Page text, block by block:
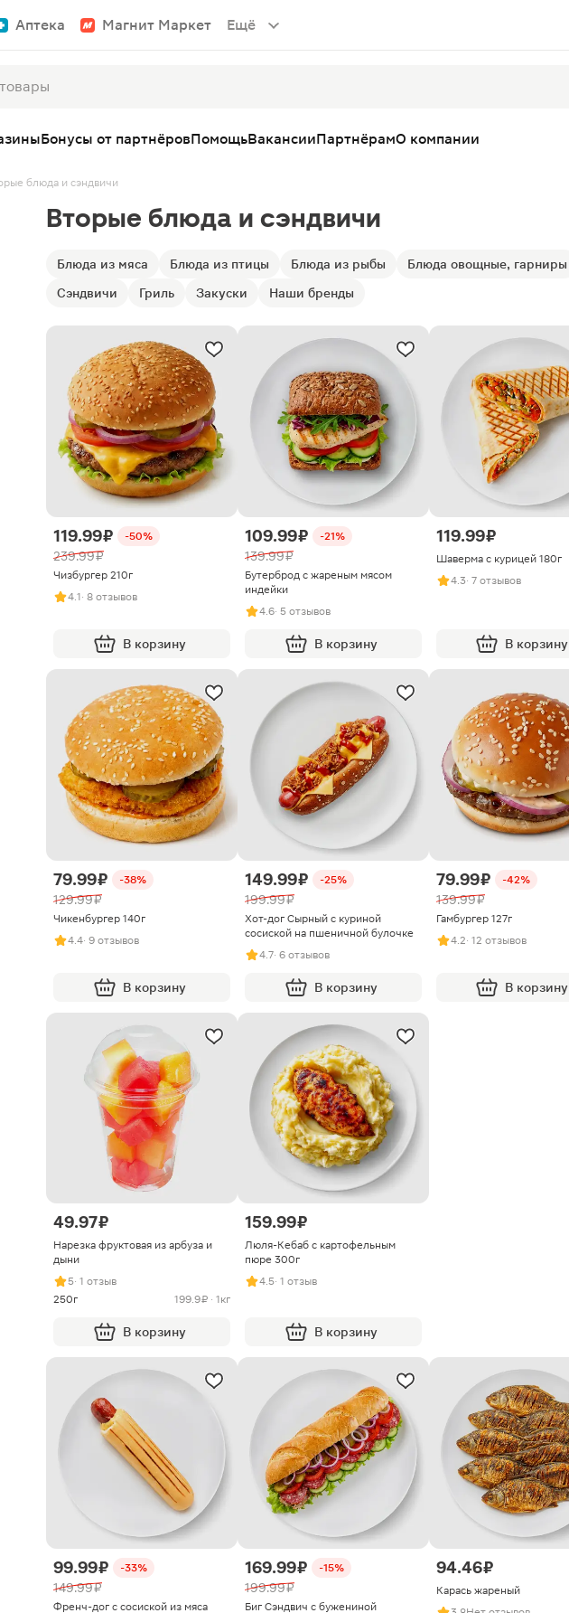
Аптека Магнит Маркет Ещё
Бонусы от партнёровПомощьВакансииПартнёрамО компании
блюда и сэндвичи
Вторые блюда и сэндвичи
Блюда из мяса Блюда из птицы Блюда из рыбы Блюда овощные, гарниры
Сэндвичи
Гриль Закуски Наши бренды
119.99 ₽ -50%
239.99 ₽
Чизбургер 210г
4.1· 8 отзывов
В корзину
109.99 ₽ -21%
139.99 ₽
Бутерброд с жареным мясом
индейки
4.6· 5 отзывов
В корзину
119.99 ₽
Шаверма с курицей 180г
4.3· 7 отзывов
В корзину
79.99 ₽ -38%
129.99 ₽
Чикенбургер 140г
4.4· 9 отзывов
В корзину
149.99 ₽ -25%
199.99 ₽
Хот-дог Сырный с куриной
сосиской на пшеничной булочке
4.7· 6 отзывов
В корзину
79.99 ₽ -42%
139.99 ₽
Гамбургер 127г
4.2· 12 отзывов
В корзину
49.97 ₽
Нарезка фруктовая из арбуза и
дыни
5· 1 отзыв
250г
199.9 ₽ · 1кг
В корзину
159.99 ₽
Люля-Кебаб с картофельным
пюре 300г
4.5· 1 отзыв
В корзину
99.99 ₽ -33%
149.99 ₽
Френч-дог с сосиской из мяса
169.99 ₽ -15%
199.99 ₽
Биг Сэндвич с бужениной
94.46 ₽
Карась жареный